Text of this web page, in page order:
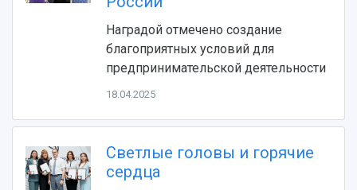
Устойчивое развитие
Учебный аэродром
Центр истории авиационных двигателей
Ботанический сад
Умный дом бабочек
Видеолекции
Противодействие COVID-19
Журналы Самарского университета
Научные конференции
Публикации и издания
Наградой отмечено создание
благоприятных условий для
предпринимательской деятельности
18.04.2025
Светлые головы и горячие
сердца